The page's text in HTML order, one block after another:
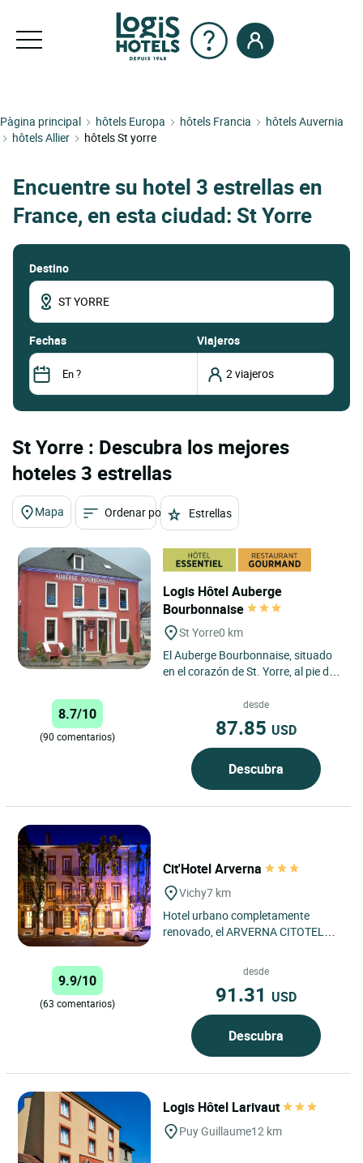
Pàgina principal hôtels Europa hôtels Francia
hôtels Auvernia
hôtels Allier
hôtels St yorre
Encuentre su hotel 3 estrellas en
France, en esta ciudad: St Yorre
Destino
fechas Viajeros
St Yorre : Descubra los mejores
hoteles 3 estrellas
Mapa Ordenar por Estrellas
Logis Hôtel Auberge
Bourbonnaise
St Yorre0 km
El Auberge Bourbonnaise, situado
en el corazón de St. Yorre, al pie de
8.7/10
(90 comentarios)
desde
87.85 USD
Descubra
Cit'Hotel Arverna
Vichy7 km
Hotel urbano completamente
renovado, el ARVERNA CITOTEL
comodidad de sus modernas
9.9/10
(63 comentarios)
desde
91.31 USD
Descubra
Logis Hôtel Larivaut
Puy Guillaume12 km